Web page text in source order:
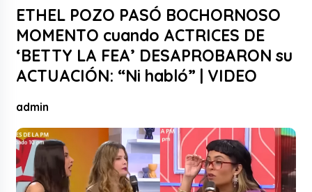
ETHEL POZO PASÓ BOCHORNOSO
MOMENTO cuando ACTRICES DE
‘BETTY LA FEA’ DESAPROBARON su
ACTUACIÓN: “Ni habló” | VIDEO
admin